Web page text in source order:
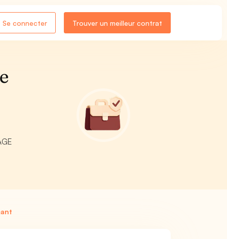
Se connecter Trouver un meilleur contrat